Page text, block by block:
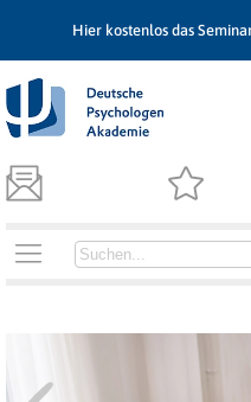
Hier kostenlos das